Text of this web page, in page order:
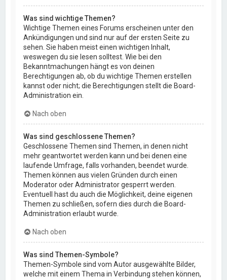
Was sind wichtige Themen?
Wichtige Themen eines Forums erscheinen unter den
Ankündigungen und sind nur auf der ersten Seite zu
sehen. Sie haben meist einen wichtigen Inhalt,
weswegen du sie lesen solltest. Wie bei den
Bekanntmachungen hängt es von deinen
Berechtigungen ab, ob du wichtige Themen erstellen
kannst oder nicht; die Berechtigungen stellt die Board-
Administration ein.
Nach oben
Was sind geschlossene Themen?
Geschlossene Themen sind Themen, in denen nicht
mehr geantwortet werden kann und bei denen eine
laufende Umfrage, falls vorhanden, beendet wurde.
Themen können aus vielen Gründen durch einen
Moderator oder Administrator gesperrt werden.
Eventuell hast du auch die Möglichkeit, deine eigenen
Themen zu schließen, sofern dies durch die Board-
Administration erlaubt wurde.
Nach oben
Was sind Themen-Symbole?
Themen-Symbole sind vom Autor ausgewählte Bilder,
welche mit einem Thema in Verbindung stehen können,